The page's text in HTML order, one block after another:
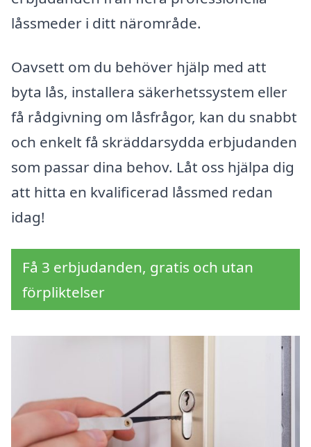
låssmeder i ditt närområde.
Oavsett om du behöver hjälp med att
byta lås, installera säkerhetssystem eller
få rådgivning om låsfrågor, kan du snabbt
och enkelt få skräddarsydda erbjudanden
som passar dina behov. Låt oss hjälpa dig
att hitta en kvalificerad låssmed redan
idag!
Få 3 erbjudanden, gratis och utan
förpliktelser